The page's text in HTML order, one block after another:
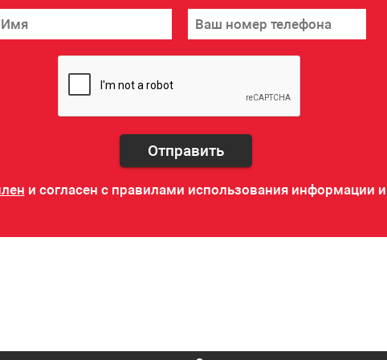
Отправить
и согласен с правилами использования информации